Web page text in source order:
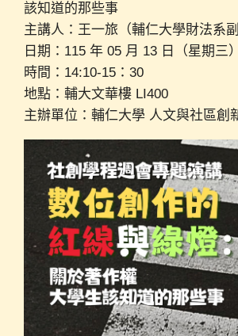
該知道的那些事
主講人：王一旅（輔仁大學財法系副
日期：115 年 05 月 13 日（星期三）
時間：14:10-15：30
地點：輔大文華樓 LI400
主辦單位：輔仁大學 人文與社區創